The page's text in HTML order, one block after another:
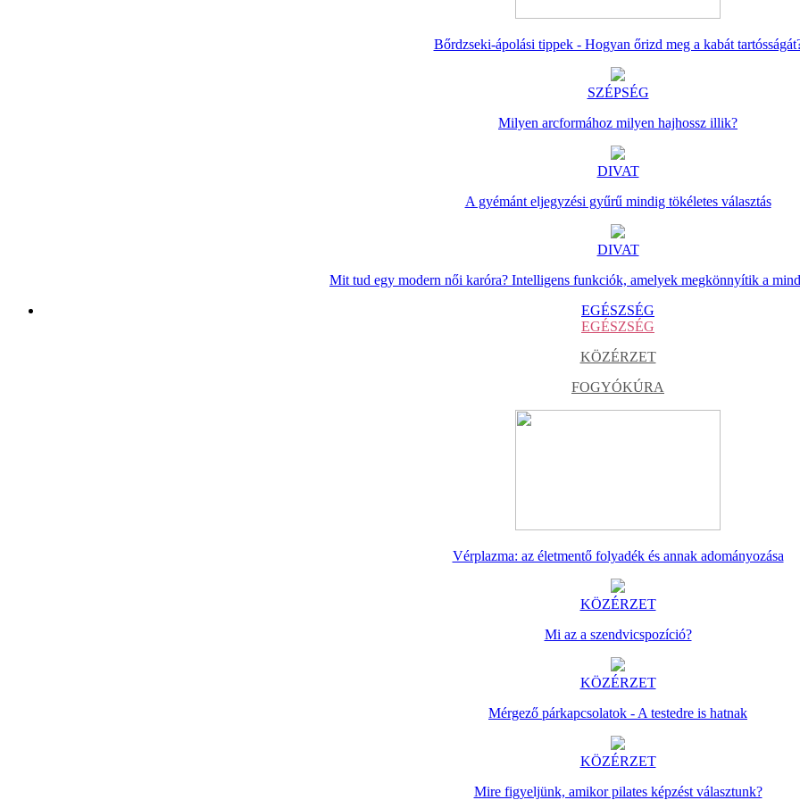
Bőrdzseki-ápolási tippek - Hogyan őrizd meg a kabát
SZÉPSÉG
Milyen arcformához milyen hajhossz illik?
DIVAT
A gyémánt eljegyzési gyűrű mindig tökéletes választás
DIVAT
Mit tud egy modern női karóra? Intelligens funkciók, amelyek megkönnyítik a
EGÉSZSÉG
EGÉSZSÉG
KÖZÉRZET
FOGYÓKÚRA
Vérplazma: az életmentő folyadék és annak adományozása
KÖZÉRZET
Mi az a szendvicspozíció?
KÖZÉRZET
Mérgező párkapcsolatok - A testedre is hatnak
KÖZÉRZET
Mire figyeljünk, amikor pilates képzést választunk?